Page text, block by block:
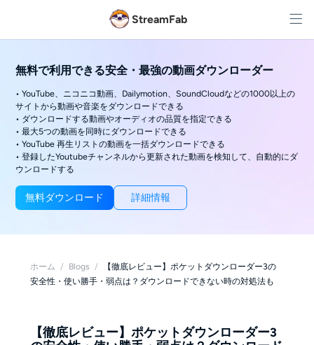
StreamFab
無料で利用できる安全・最強の動画ダウンローダー
• YouTube、ニコニコ動画、Dailymotion、SoundCloudなどの1000以上の
サイトから動画や音楽をダウンロードできる
• ダウンロードする動画やオーディオの品質を指定できる
• 最大5つの動画を同時にダウンロードできる
• YouTube 再生リストの動画を一括ダウンロードできる
• 登録したYoutubeチャンネルから更新された動画を検知して、自動的にダ
ウンロードする
無料ダウンロード 詳細情報
ホーム / Blogs /
【徹底レビュー】ポケットダウンローダー3の
安全性・使い勝手・弱点は？ダウンロードできない時の対処法も
【徹底レビュー】ポケットダウンローダー3